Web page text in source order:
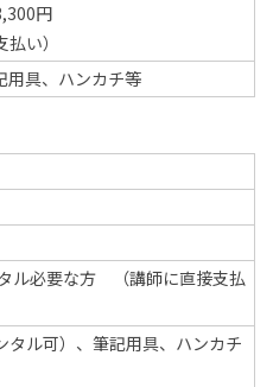
円
払い）
用具、ハンカチ等
ル必要な方 （講師に直接支払
タル可）、筆記用具、ハンカチ